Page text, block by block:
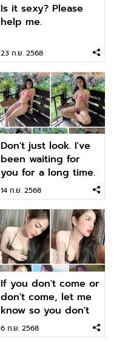
Is it sexy? Please
help me.
23 ก.ย. 2568
Don't just look. I've
been waiting for
you for a long time.
14 ก.ย. 2568
If you don't come or
don't come, let me
know so you don't
wait.
6 ก.ย. 2568